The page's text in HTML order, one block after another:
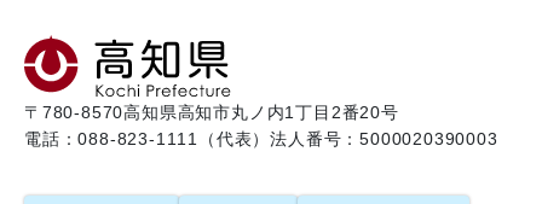
〒780-8570高知県高知市丸ノ内1丁目2番20号
電話：088-823-1111（代表）法人番号：5000020390003